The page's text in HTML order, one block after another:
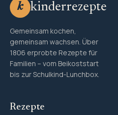
k kinderrezepte
Gemeinsam kochen,
gemeinsam wachsen. Über
1806 erprobte Rezepte für
Familien – vom Beikoststart
bis zur Schulkind-Lunchbox.
Rezepte